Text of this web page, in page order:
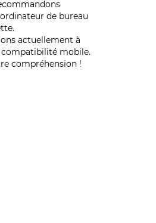
de bureau
actuellement à
mobile.
compréhension !